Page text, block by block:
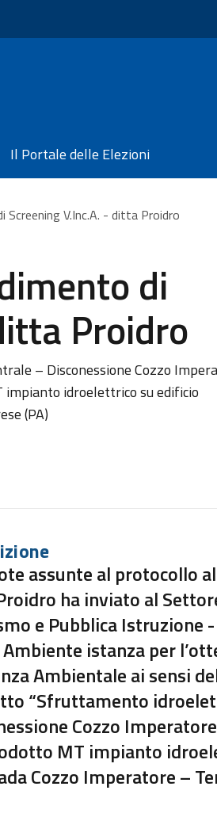
Il Portale delle Elezioni
V.Inc.A. - ditta Proidro
di
Proidro
– Disconessione Cozzo
idroelettrico su edificio
(PA)
assunte al protocollo
ha inviato al
e Pubblica
Ambiente istanza per
Ambientale ai sensi
“Sfruttamento
Cozzo
MT impianto
Cozzo Imperatore –